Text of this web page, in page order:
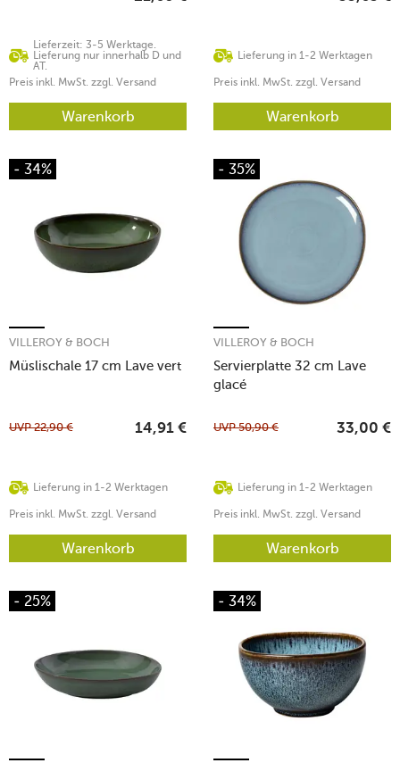
Lieferzeit: 3-5 Werktage.
Lieferung nur innerhalb D und
AT.
Preis inkl. MwSt. zzgl. Versand
Warenkorb
Lieferung in 1-2 Werktagen
Preis inkl. MwSt. zzgl. Versand
Warenkorb
- 34%
Müslischale 17 cm Lave vert
VILLEROY & BOCH
Lieferung in 1-2 Werktagen
UVP22,90 € 14,91 €
Preis inkl. MwSt. zzgl. Versand
Warenkorb
- 35%
Servierplatte 32 cm Lave
glacé
VILLEROY & BOCH
Lieferung in 1-2 Werktagen
UVP50,90 € 33,00 €
Preis inkl. MwSt. zzgl. Versand
Warenkorb
- 25% - 34%